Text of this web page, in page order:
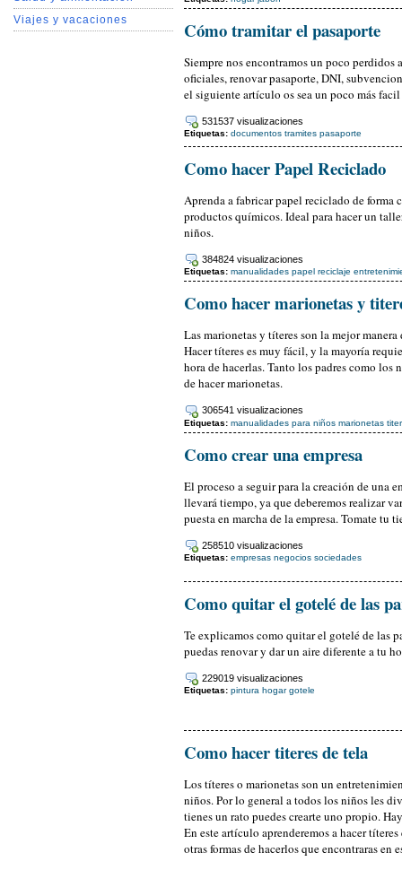
Viajes y vacaciones
Cómo tramitar el pasaporte
Siempre nos encontramos un poco perdidos
oficiales, renovar pasaporte, DNI,
el siguiente artículo os sea un poco más
531537 visualizaciones
Etiquetas: documentos tramites pasaporte
Como hacer Papel Reciclado
Aprenda a fabricar papel reciclado de forma
productos químicos. Ideal para hacer un
niños.
384824 visualizaciones
Etiquetas: manualidades papel reciclaje
Como hacer marionetas y
Las marionetas y títeres son la mejor
Hacer títeres es muy fácil, y la mayoría
hora de hacerlas. Tanto los padres como los
de hacer marionetas.
306541 visualizaciones
Etiquetas: manualidades para niños marionetas
Como crear una empresa
El proceso a seguir para la creación de una
llevará tiempo, ya que deberemos realizar
puesta en marcha de la empresa. Tomate tu
258510 visualizaciones
Etiquetas: empresas negocios sociedades
Como quitar el gotelé de las
Te explicamos como quitar el gotelé de las
puedas renovar y dar un aire diferente a tu
229019 visualizaciones
Etiquetas: pintura hogar gotele
Como hacer titeres de tela
Los títeres o marionetas son un
niños. Por lo general a todos los niños les
tienes un rato puedes crearte uno propio.
En este artículo aprenderemos a hacer
otras formas de hacerlos que encontraras en